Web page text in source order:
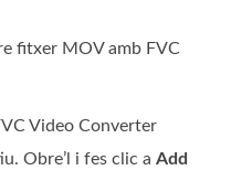
fitxer MOV amb FVC
Video Converter
Obre’l i fes clic aAdd